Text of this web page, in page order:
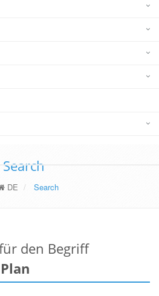
Search
DE Search
den Begriff